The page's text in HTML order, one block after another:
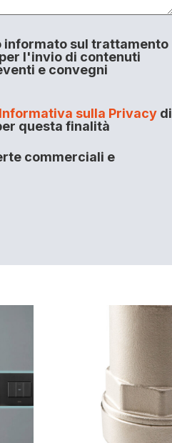
informato sul trattamento
l'invio di contenuti
e convegni
Informativa sulla Privacydi
questa finalità
commerciali e